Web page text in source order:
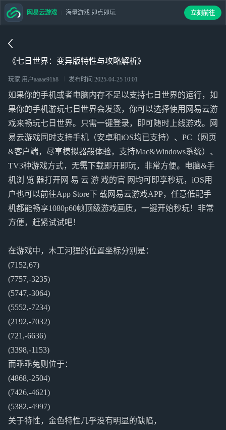
《七日世界：变异版特性与攻略解析》
玩家 用户aaaae91h8 发布时间 2025-04-25 10:01
如果你的手机或者电脑内存不足以支持七日世界的运行，如
果你的手机游玩七日世界会发烫，你可以选择使用网易云游
戏来畅玩七日世界。只需一键登录，即可随时上线游戏。网
易云游戏同时支持手机（安卓和iOS均已支持）、PC（网页
&客户端，尽享模拟器般体验，支持Mac&Windows系统）、
TV3种游戏方式，无需下载即开即玩，非常方便。电脑&手
机浏 览 器打开网 易 云 游 戏的官 网均可即享秒玩，iOS用
户也可以前往App Store下 载网易云游戏APP，任意低配手
机都能畅享1080p60帧顶级游戏画质，一键开始秒玩！非常
方便，赶紧试试吧！
在游戏中，木工河狸的位置坐标分别是：
(7152,67)
(7757,-3235)
(5747,-3064)
(5552,-7234)
(2192,-7032)
(721,-6636)
(3398,-1153)
而乖乖兔则位于：
(4868,-2504)
(7426,-4621)
(5382,-4997)
关于特性，金色特性几乎没有明显的缺陷，
网易云游戏 海量游戏 即点即玩 立刻前往